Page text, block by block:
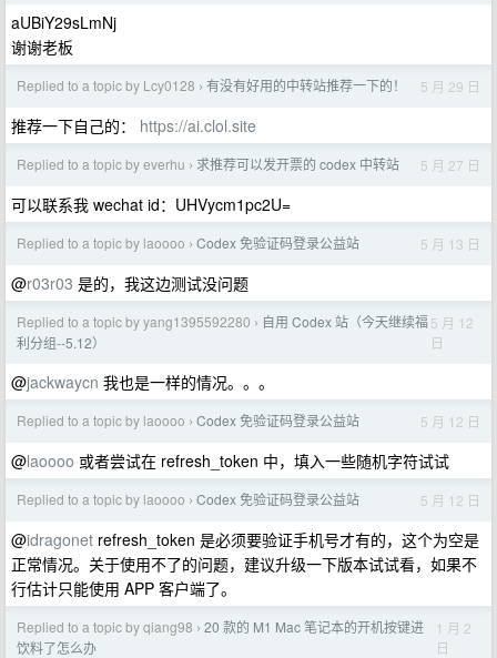
aUBiY29sLmNj
谢谢老板
Replied to a topic by Lcy0128 › 有没有好用的中转站推荐一下的！ 5 月 29 日
推荐一下自己的： https://ai.clol.site
Replied to a topic by everhu › 求推荐可以发开票的 codex 中转站 5 月 27 日
可以联系我 wechat id：UHVycm1pc2U=
Replied to a topic by laoooo › Codex 免验证码登录公益站 5 月 13 日
@r03r03 是的，我这边测试没问题
Replied to a topic by yang1395592280 › 自用 Codex 站（今天继续福
利分组--5.12）
5 月 12
日
@jackwaycn 我也是一样的情况。。。
Replied to a topic by laoooo › Codex 免验证码登录公益站 5 月 12 日
@laoooo 或者尝试在 refresh_token 中，填入一些随机字符试试
Replied to a topic by laoooo › Codex 免验证码登录公益站 5 月 12 日
@idragonet refresh_token 是必须要验证手机号才有的，这个为空是
正常情况。关于使用不了的问题，建议升级一下版本试试看，如果不
行估计只能使用 APP 客户端了。
Replied to a topic by qiang98 › 20 款的 M1 Mac 笔记本的开机按键进
饮料了怎么办
1 月 2
日